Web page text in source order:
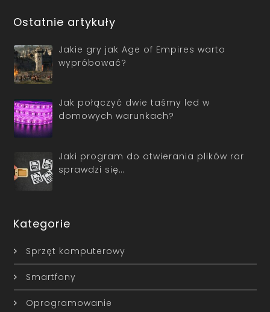
Ostatnie artykuły
Jakie gry jak Age of Empires warto
wypróbować?
Jak połączyć dwie taśmy led w
domowych warunkach?
Jaki program do otwierania plików rar
sprawdzi się…
Kategorie
Sprzęt komputerowy
Smartfony
Oprogramowanie